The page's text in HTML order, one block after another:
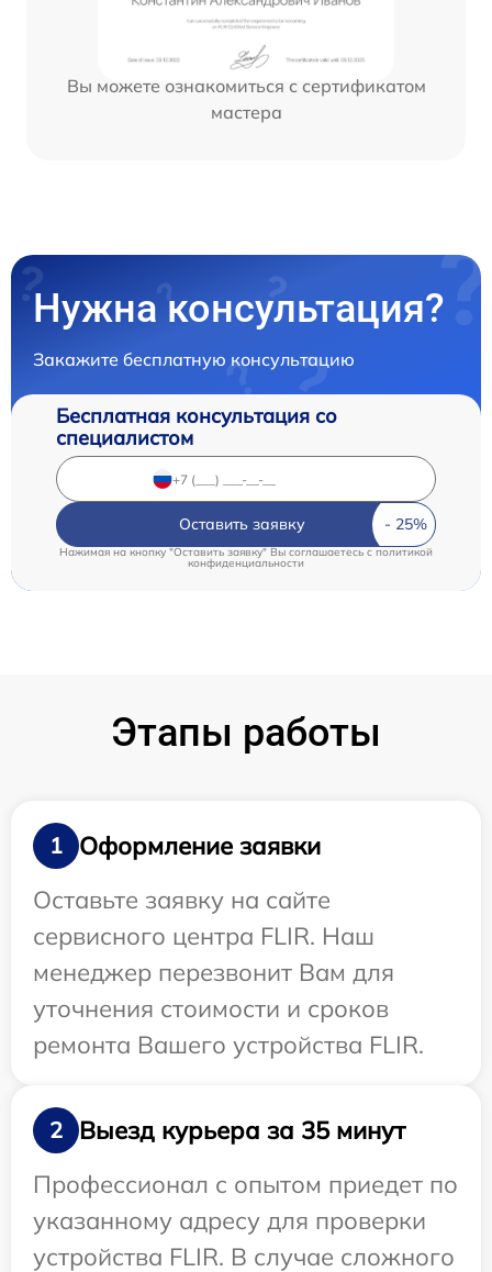
Вы можете ознакомиться с сертификатом
мастера
Нужна консультация?
Закажите бесплатную консультацию
Бесплатная консультация со
специалистом
Оставить заявку
Нажимая на кнопку "Оставить заявку" Вы соглашаетесь c политикой
конфиденциальности
Этапы работы
1
Оформление заявки
Оставьте заявку на сайте
сервисного центра FLIR. Наш
менеджер перезвонит Вам для
уточнения стоимости и сроков
ремонта Вашего устройства FLIR.
2
Выезд курьера за 35 минут
Профессионал с опытом приедет по
указанному адресу для проверки
устройства FLIR. В случае сложного